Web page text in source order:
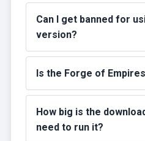
Can I get banned for
version?
Is the Forge of
How big is the
need to run it?